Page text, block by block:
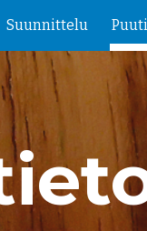
Skip
Suunnittelu